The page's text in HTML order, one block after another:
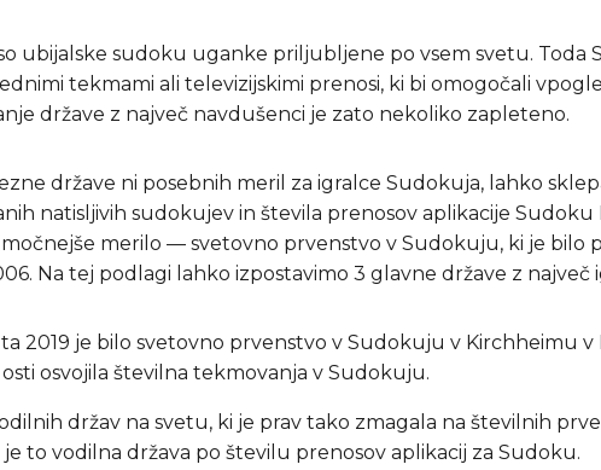
ubijalske sudoku uganke priljubljene po vsem svetu. Toda
tekmami ali televizijskimi prenosi, ki bi omogočali
države z največ navdušenci je zato nekoliko zapleteno.
države ni posebnih meril za igralce Sudokuja, lahko
natisljivih sudokujev in števila prenosov aplikacije Sudoku
merilo — svetovno prvenstvo v Sudokuju, ki je bilo
Na tej podlagi lahko izpostavimo 3 glavne države z največ
2019 je bilo svetovno prvenstvo v Sudokuju v Kirchheimu v
osvojila številna tekmovanja v Sudokuju.
držav na svetu, ki je prav tako zmagala na številnih
to vodilna država po številu prenosov aplikacij za Sudoku.